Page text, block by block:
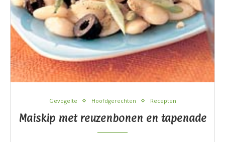
Gevogelte Hoofdgerechten Recepten
Maiskip met reuzenbonen en tapenade